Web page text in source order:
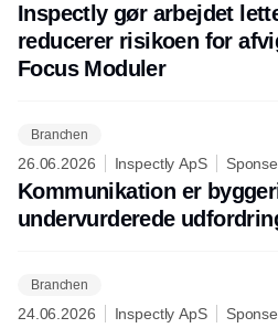
Inspectly gør arbejdet
reducerer risikoen for
Focus Moduler
Branchen
26.06.2026 Inspectly ApS
Kommunikation er
undervurderede
Branchen
24.06.2026 Inspectly ApS